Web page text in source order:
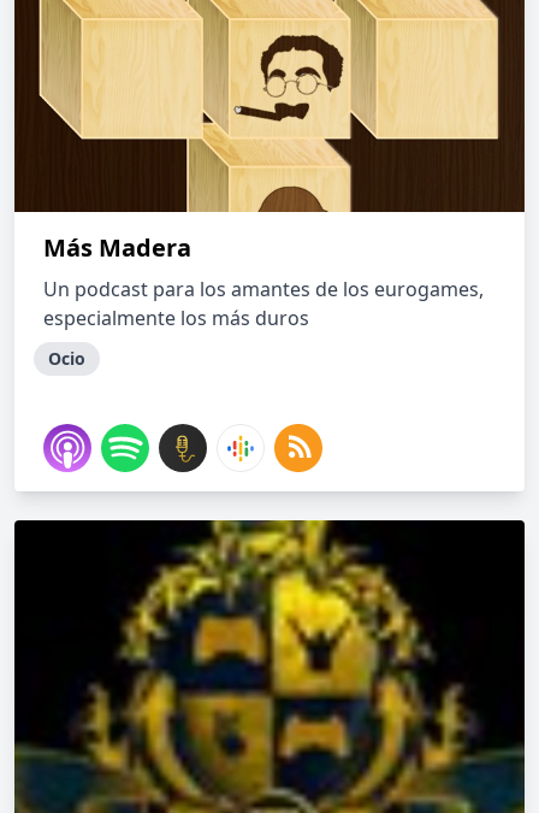
Más Madera
Un podcast para los amantes de los eurogames,
especialmente los más duros
Ocio